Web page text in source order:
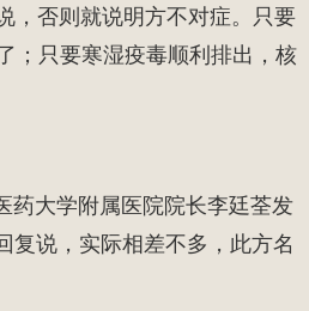
，否则就说明方不对症。只要
；只要寒湿疫毒顺利排出，核
药大学附属医院院长李廷荃发
复说，实际相差不多，此方名